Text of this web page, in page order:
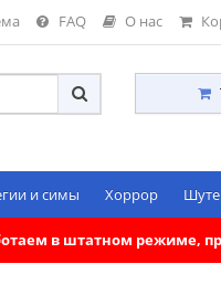
FAQ О нас
и симы Хоррор
в штатном режиме,